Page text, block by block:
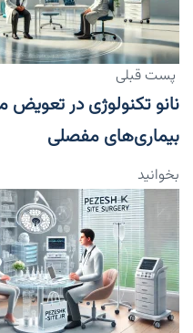
پست قبلی
نانو تکنولوژی در تعویض
بیماری‌های مفصلی
بخوانید